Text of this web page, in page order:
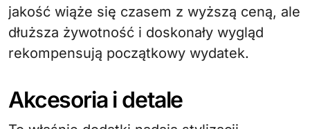
jakość wiąże się czasem z wyższą ceną, ale
dłuższa żywotność i doskonały wygląd
rekompensują początkowy wydatek.
Akcesoria i detale